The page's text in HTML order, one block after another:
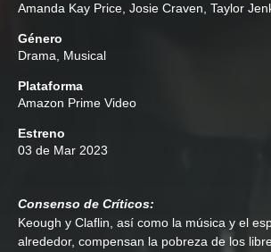
Amanda Kay Price Josie Craven Taylor
Género
Drama
Musical
Plataforma
Amazon Prime Video
Estreno
03 de Mar 2023
Consenso de Críticos:
Keough y Claflin, así como la música y el
alrededor, compensan la pobreza de los